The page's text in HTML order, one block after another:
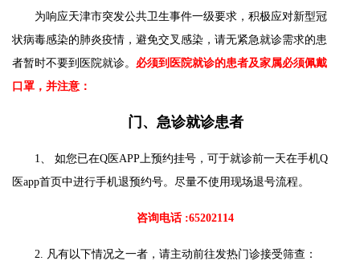
为响应天津市突发公共卫生事件一级要求，积极应对新型冠
状病毒感染的肺炎疫情，避免交叉感染，请无紧急就诊需求的患
者暂时不要到医院就诊。 必须到医院就诊的患者及家属必须佩戴
口罩，并注意：
门、急诊就诊患者
1、 如您已在Q医APP上预约挂号，可于就诊前一天在手机Q
医app首页中进行手机退预约号。尽量不使用现场退号流程。
咨询电话 :65202114
2. 凡有以下情况之一者，请主动前往发热门诊接受筛查：